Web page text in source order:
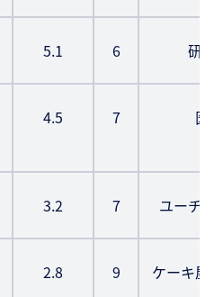
5.1 6 研
4.5 7 医
3.2 7 ユーチ
2.8 9 ケーキ